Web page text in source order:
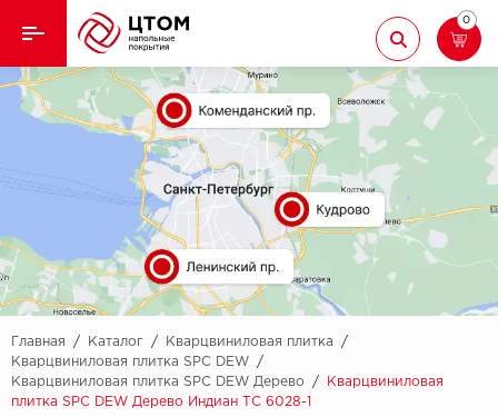
Назад
Кварцвиниловая плитка
Назад
Aberhof
Adelar
Alfa
AllureFloor
Aquamax
Ламинат
Ковролин
Линолеум
Паркет
Паркетная доска
0
Главная / Каталог / Кварцвиниловая плитка
/
Кварцвиниловая плитка SPC DEW
/
Кварцвиниловая плитка SPC DEW Дерево
/
Кварцвиниловая
плитка SPC DEW Дерево Индиан ТС 6028-1